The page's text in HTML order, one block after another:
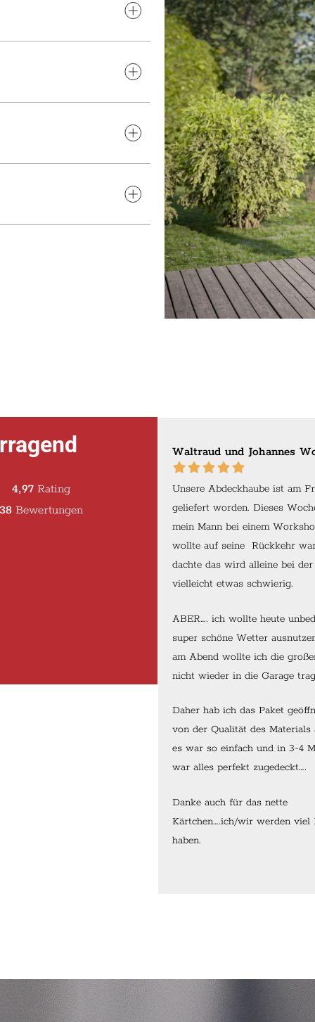
4,97Rating
Bewertungen
tolle Passform und
Dazu regionale
Waltraud und Johannes
Unsere Abdeckhaube ist am
geliefert worden. Dieses
mein Mann bei einem
wollte auf seine Rückkehr
dachte das wird alleine bei
vielleicht etwas schwierig.
ABER…. ich wollte heute
super schöne Wetter
am Abend wollte ich die
nicht wieder in die Garage
Daher hab ich das Paket
von der Qualität des Materials
es war so einfach und in 3-4
war alles perfekt zugedeckt….
Danke auch für das nette
Kärtchen….ich/wir werden viel
haben.